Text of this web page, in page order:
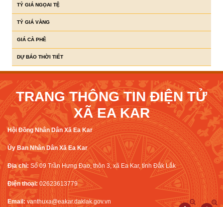
TỶ GIÁ NGỌAI TỆ
TỶ GIÁ VÀNG
GIÁ CÀ PHÊ
DỰ BÁO THỜI TIẾT
TRANG THÔNG TIN ĐIỆN TỬ
XÃ EA KAR
Hội Đồng Nhân Dân Xã Ea Kar
Ủy Ban Nhân Dân Xã Ea Kar
Địa chỉ: Số 09 Trần Hưng Đạo, thôn 3, xã Ea Kar, tỉnh Đắk Lắk
Điện thoại: 02623613779
Email: vanthuxa@eakar.daklak.gov.vn